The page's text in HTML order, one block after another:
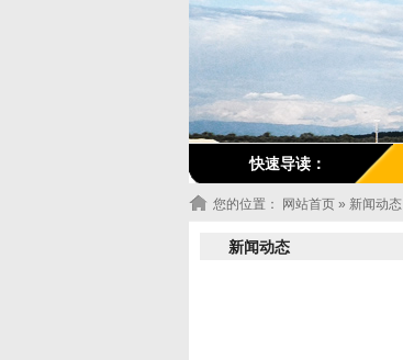
快速导读：
您的位置： 网站首页 » 新闻动态
新闻动态